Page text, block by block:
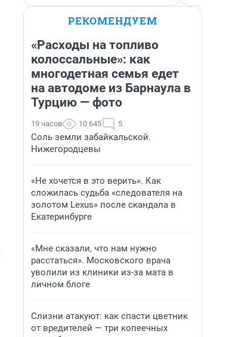
РЕКОМЕНДУЕМ
«Расходы на топливо
колоссальные»: как
многодетная семья едет
на автодоме из Барнаула в
Турцию — фото
19 часов 10 645 5
Соль земли забайкальской.
Нижегородцевы
«Не хочется в это верить». Как
сложилась судьба «следователя на
золотом Lexus» после скандала в
Екатеринбурге
«Мне сказали, что нам нужно
расстаться». Московского врача
уволили из клиники из-за мата в
личном блоге
Слизни атакуют: как спасти цветник
от вредителей — три копеечных